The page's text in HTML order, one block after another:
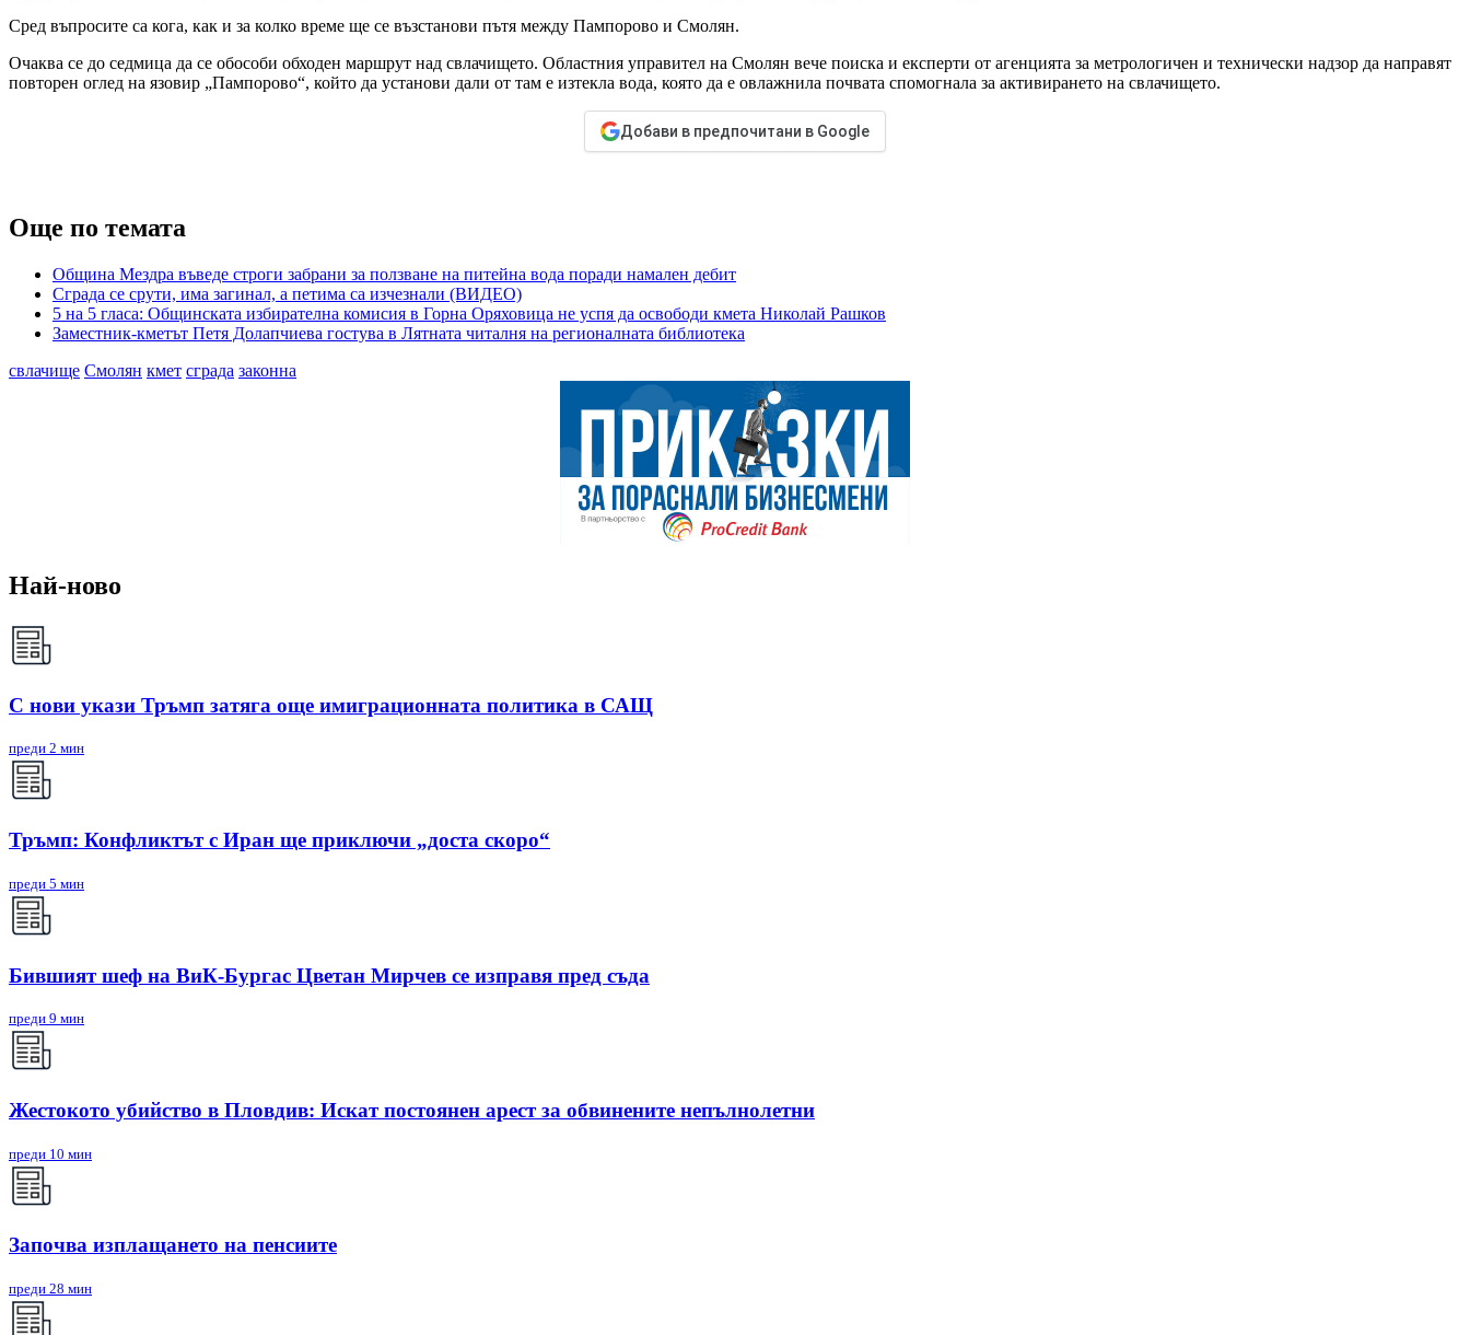
Сред въпросите са кога, как и за колко време ще се възстанови пътя между Пампорово и Смолян.
Очаква се до седмица да се обособи обходен маршрут над свлачището. Областния управител на Смолян вече поиска и експерти от агенцията за метрологичен и технически надзор да направят
повторен оглед на язовир „Пампорово“, който да установи дали от там е изтекла вода, която да е овлажнила почвата спомогнала за активирането на свлачището.
Добави в предпочитани в Google
Още по темата
Община Мездра въведе строги забрани за ползване на питейна вода поради намален дебит
Сграда се срути, има загинал, а петима са изчезнали (ВИДЕО)
5 на 5 гласа: Общинската избирателна комисия в Горна Оряховица не успя да освободи кмета Николай Рашков
Заместник-кметът Петя Долапчиева гостува в Лятната читалня на регионалната библиотека
свлачище Смолян кмет сграда законна
Най-ново
С нови укази Тръмп затяга още имиграционната политика в САЩ
преди 2 мин
Тръмп: Конфликтът с Иран ще приключи „доста скоро“
преди 5 мин
Бившият шеф на ВиК-Бургас Цветан Мирчев се изправя пред съда
преди 9 мин
Жестокото убийство в Пловдив: Искат постоянен арест за обвинените непълнолетни
преди 10 мин
Започва изплащането на пенсиите
преди 28 мин